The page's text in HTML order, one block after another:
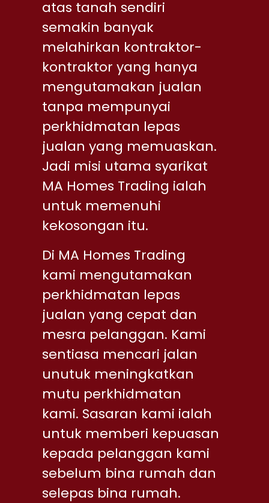
atas tanah sendiri
semakin banyak
melahirkan kontraktor-
kontraktor yang hanya
mengutamakan jualan
tanpa mempunyai
perkhidmatan lepas
jualan yang memuaskan.
Jadi misi utama syarikat
MA Homes Trading ialah
untuk memenuhi
kekosongan itu.
Di MA Homes Trading
kami mengutamakan
perkhidmatan lepas
jualan yang cepat dan
mesra pelanggan. Kami
sentiasa mencari jalan
unutuk meningkatkan
mutu perkhidmatan
kami. Sasaran kami ialah
untuk memberi kepuasan
kepada pelanggan kami
sebelum bina rumah dan
selepas bina rumah.